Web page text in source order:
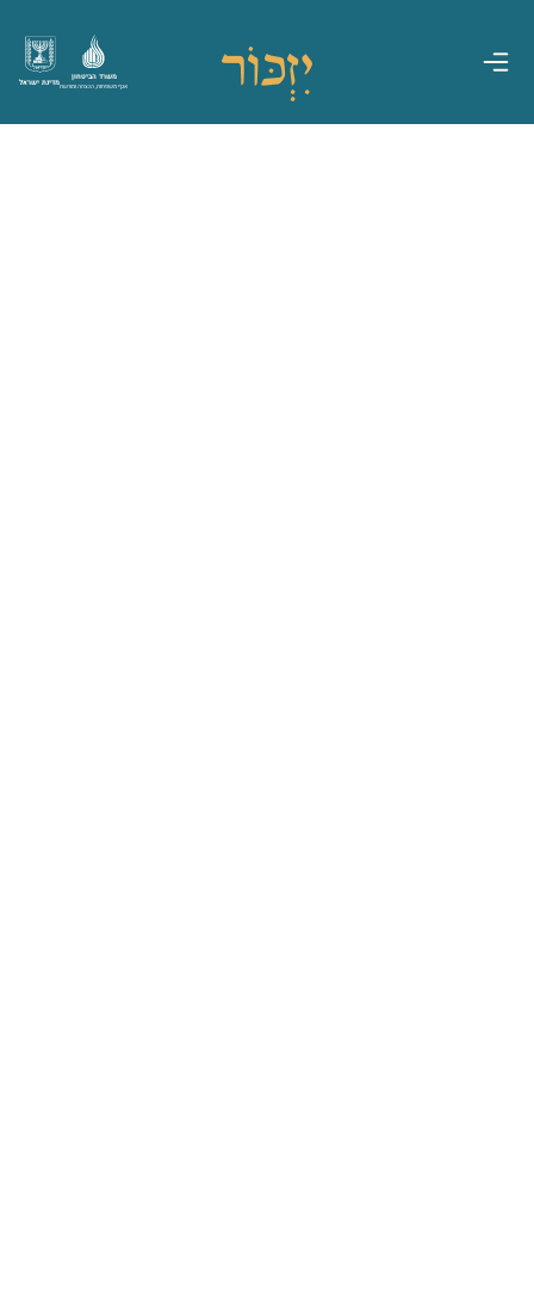
מדינת ישראל
משרד הביטחון
אגף משפחות, הנצחה ומורשת